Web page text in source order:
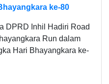
ke-80
DPRD Inhil Hadiri Road
Run dalam
Hari Bhayangkara ke-